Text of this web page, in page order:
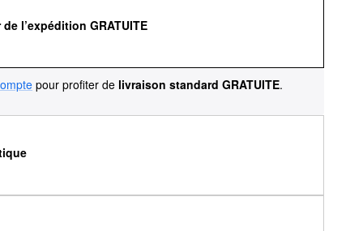
l’expédition GRATUITE
pour profiter de livraison standard GRATUITE.